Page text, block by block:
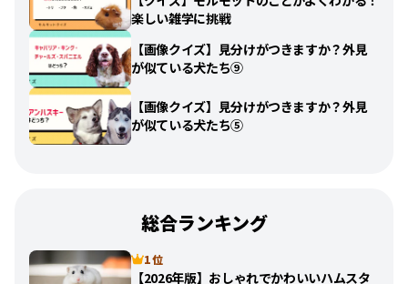
楽しい雑学に挑戦
【画像クイズ】見分けがつきますか？外見
が似ている犬たち⑨
【画像クイズ】見分けがつきますか？外見
が似ている犬たち⑤
総合ランキング
1 位
【2026年版】おしゃれでかわいいハムスタ